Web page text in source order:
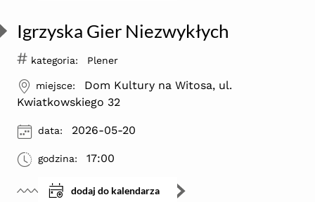
Igrzyska Gier Niezwykłych
dodaj do kalendarza
# kategoria: Plener
ikona
miejsce:
Dom Kultury na Witosa, ul.
Kwiatkowskiego 32
ikona
data: 2026-05-20
ikona
godzina: 17:00